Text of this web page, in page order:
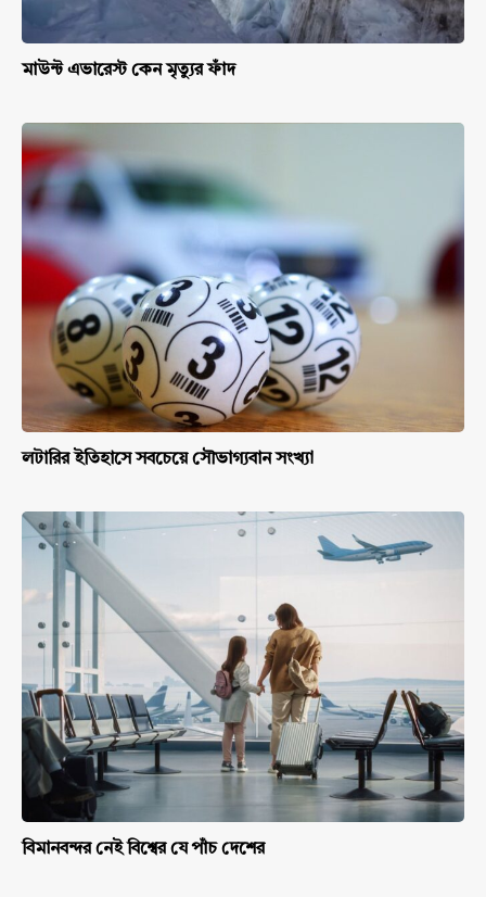
মাউন্ট এভারেস্ট কেন মৃত্যুর ফাঁদ
লটারির ইতিহাসে সবচেয়ে সৌভাগ্যবান সংখ্যা
বিমানবন্দর নেই বিশ্বের যে পাঁচ দেশের